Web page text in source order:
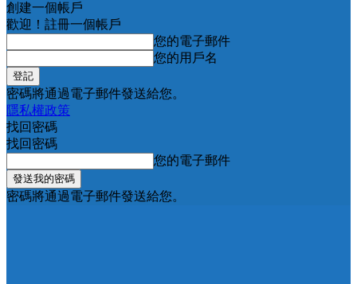
創建一個帳戶
歡迎！註冊一個帳戶
您的電子郵件
您的用戶名
密碼將通過電子郵件發送給您。
隱私權政策
找回密碼
找回密碼
您的電子郵件
密碼將通過電子郵件發送給您。